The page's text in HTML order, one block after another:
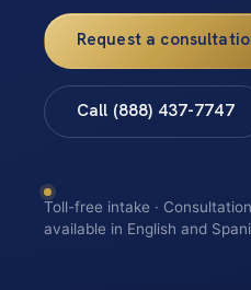
Request a
Call (888) 437-7747
Toll-free intake ·
available in English and